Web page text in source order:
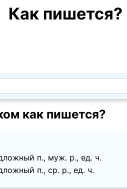
Как пишется?
как пишется?
п., муж. p., ед. ч.
п., ср. p., ед. ч.